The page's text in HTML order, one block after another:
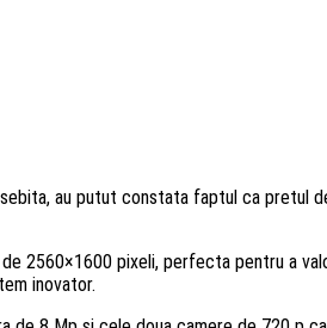
au putut constata faptul ca
2560×1600 pixeli, perfecta pentru a
inovator.